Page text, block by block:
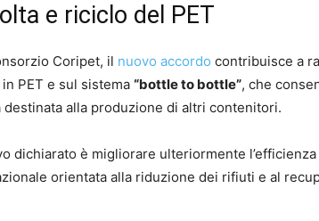
e riciclo del PET
Coripet, il nuovo accordo contribuisce a
PET e sul sistema “bottle to bottle”, che
destinata alla produzione di altri contenitori.
dichiarato è migliorare ulteriormente
orientata alla riduzione dei rifiuti e al